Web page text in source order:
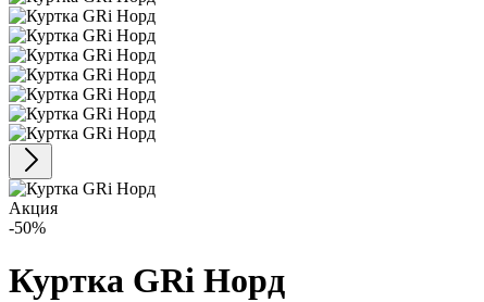
Акция
-50%
Куртка GRi Норд